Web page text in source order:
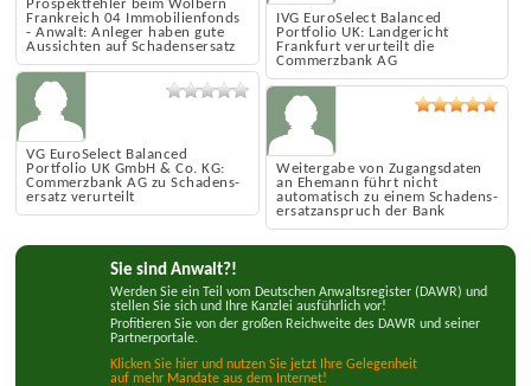
Prospekt­fehler beim Wölbern
Frankreich 04 Immobilien­fonds
- Anwalt: Anleger haben gute
Aussichten auf Schadens­ersatz
VG EuroSelect Balanced
Portfolio UK GmbH & Co. KG:
Commerzbank AG zu Schadens­
ersatz verurteilt
IVG EuroSelect Balanced
Portfolio UK: Landgericht
Frankfurt verurteilt die
Commerzbank AG
Weitergabe von Zugangsd­aten
an Ehemann führt nicht
automatisch zu einem Schadens­
ersatz­anspruch der Bank
Sie sind Anwalt?!
Werden Sie ein Teil vom Deutschen Anwaltsregister (DAWR) und
stellen Sie sich und Ihre Kanzlei ausführlich vor!
Profitieren Sie von der großen Reichweite des DAWR und seiner
Klicken Sie hier und nutzen Sie jetzt Ihre Gelegenheit